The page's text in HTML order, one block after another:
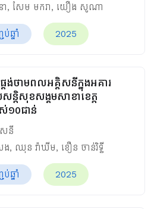
, សែម មករា, យឿង សូណា
ឆ្នាំ 2025
គង់ថាមពលអគ្គិសនីក្នុងអគារ
ន្តិសុខ​សង្គមសាខាខេត្ត
១០ជាន់
សនី
ង, ឈុន វ៉ាឃីម​, ខឿន ចាន់រិទ្ធី​
ឆ្នាំ 2025